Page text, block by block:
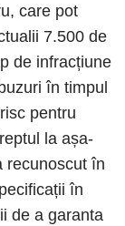
care pot
7.500 de
de infracțiune
în timpul
pentru
la așa-
recunoscut în
în
de a garanta